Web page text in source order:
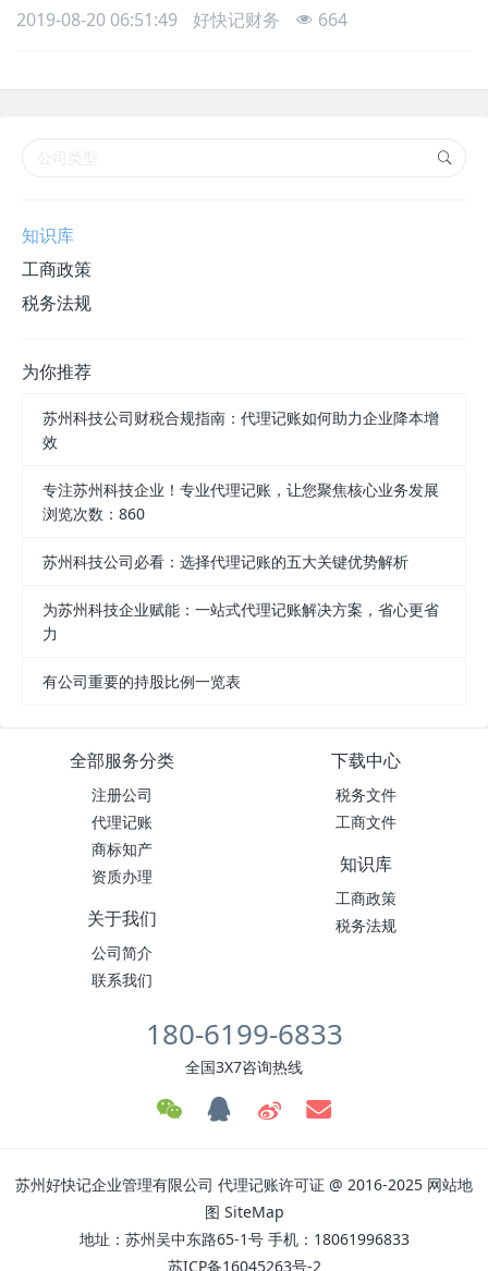
资有什么规定呢？目前根据以我国现行法律，个人创业有以下4个主
同公司类型的优劣势。 对于创业形式主要以个人或家庭成员的
2019-08-20 06:51:49 好快记财务 664
知识库
工商政策
税务法规
为你推荐
苏州科技公司财税合规指南：代理记账如何助力企业降本增
效
专注苏州科技企业！专业代理记账，让您聚焦核心业务发展
浏览次数：860
苏州科技公司必看：选择代理记账的五大关键优势解析
为苏州科技企业赋能：一站式代理记账解决方案，省心更省
力
有公司重要的持股比例一览表
全部服务分类
注册公司
代理记账
商标知产
资质办理
下载中心
税务文件
工商文件
知识库
工商政策
税务法规
关于我们
公司简介
联系我们
180-6199-6833
全国3X7咨询热线
苏州好快记企业管理有限公司 代理记账许可证 @ 2016-2025 网站地
图 SiteMap
地址：苏州吴中东路65-1号 手机：18061996833
苏ICP备16045263号-2